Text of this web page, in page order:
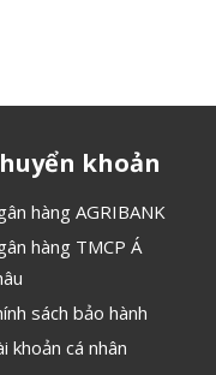
khoản
hàng AGRIBANK
hàng TMCP Á
sách bảo hành
khoản cá nhân